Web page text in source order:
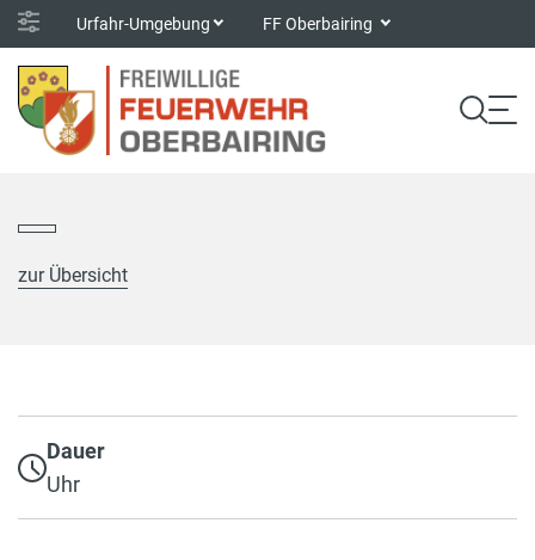
Urfahr-Umgebung FF Oberbairing
zur Übersicht
Dauer
Uhr